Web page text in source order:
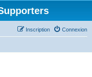
Connexion
Inscription